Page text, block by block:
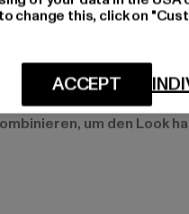
Von Streifen über
um den Look
change this, click on
ACCEPT